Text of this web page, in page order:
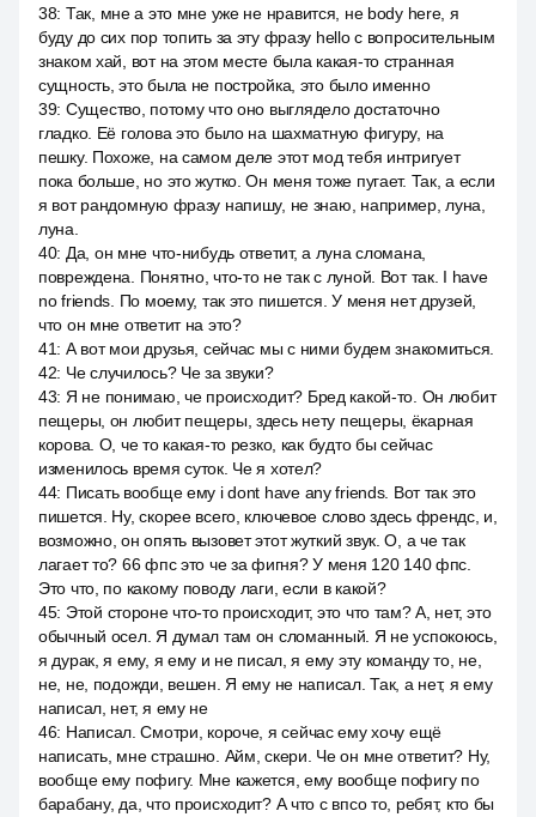
38: Так, мне а это мне уже не нравится, не body here, я
буду до сих пор топить за эту фразу hello с вопросительным
знаком хай, вот на этом месте была какая-то странная
сущность, это была не постройка, это было именно
39: Существо, потому что оно выглядело достаточно
гладко. Её голова это было на шахматную фигуру, на
пешку. Похоже, на самом деле этот мод тебя интригует
пока больше, но это жутко. Он меня тоже пугает. Так, а если
я вот рандомную фразу напишу, не знаю, например, луна,
луна.
40: Да, он мне что-нибудь ответит, а луна сломана,
повреждена. Понятно, что-то не так с луной. Вот так. I have
no friends. По моему, так это пишется. У меня нет друзей,
что он мне ответит на это?
41: А вот мои друзья, сейчас мы с ними будем знакомиться.
42: Че случилось? Че за звуки?
43: Я не понимаю, че происходит? Бред какой-то. Он любит
пещеры, он любит пещеры, здесь нету пещеры, ёкарная
корова. О, че то какая-то резко, как будто бы сейчас
изменилось время суток. Че я хотел?
44: Писать вообще ему i dont have any friends. Вот так это
пишется. Ну, скорее всего, ключевое слово здесь френдс, и,
возможно, он опять вызовет этот жуткий звук. О, а че так
лагает то? 66 фпс это че за фигня? У меня 120 140 фпс.
Это что, по какому поводу лаги, если в какой?
45: Этой стороне что-то происходит, это что там? А, нет, это
обычный осел. Я думал там он сломанный. Я не успокоюсь,
я дурак, я ему, я ему и не писал, я ему эту команду то, не,
не, не, подожди, вешен. Я ему не написал. Так, а нет, я ему
написал, нет, я ему не
46: Написал. Смотри, короче, я сейчас ему хочу ещё
написать, мне страшно. Айм, скери. Че он мне ответит? Ну,
вообще ему пофигу. Мне кажется, ему вообще пофигу по
барабану, да, что происходит? А что с впсо то, ребят, кто бы